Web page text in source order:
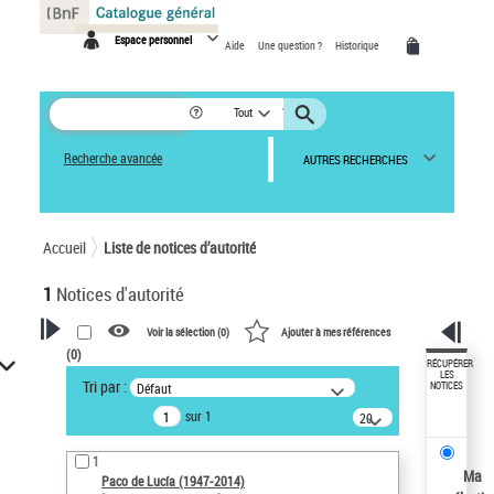
Espace personnel Aide Une question ? Historique
Tout
Recherche avancée AUTRES RECHERCHES
Accueil Liste de notices d’autorité
1 Notices d'autorité
VOTRE RECHERCHE
Recherche avancée dans les
notices d’autorité
Œuvres liées à l'auteur :
Paco de Lucía (1947-2014)
Voir la sélection (0) Ajouter à mes références
(0)
Tri par : Défaut
sur 1
20
résultats/page
1
Paco de Lucía (1947-2014)
RÉCUPÉRER
LES
NOTICES
Ma
Panneau de gestion des cookies